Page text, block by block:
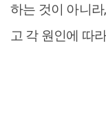
하는 것이 아니
고 각 원인에 따